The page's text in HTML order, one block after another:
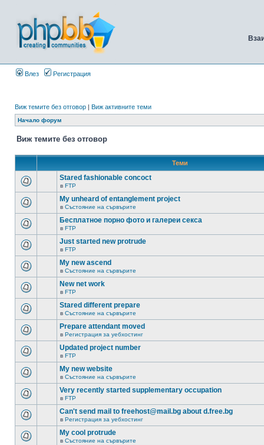
Влез Регистрация
Виж темите без отговор | Виж активните теми
Начало форум
Виж темите без отговор
Теми
Stared fashionable concoct
в FTP
My unheard of entanglement project
в Състояние на сървърите
Бесплатное порно фото и галереи секса
в FTP
Just started new protrude
в FTP
My new ascend
в Състояние на сървърите
New net work
в FTP
Stared different prepare
в Състояние на сървърите
Prepare attendant moved
в Регистрация за уебхостинг
Updated project number
в FTP
My new website
в Състояние на сървърите
Very recently started supplementary occupation
в FTP
Can't send mail to freehost@mail.bg about d.free.bg
в Регистрация за уебхостинг
My cool protrude
в Състояние на сървърите